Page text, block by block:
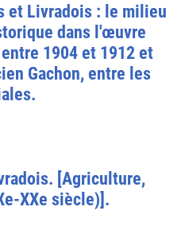
et Livradois : le milieu
dans l'œuvre
1904 et 1912 et
Gachon, entre les
[Agriculture,
XXe siècle)].